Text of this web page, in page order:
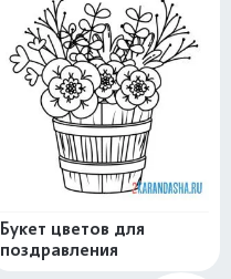
Букет цветов для
поздравления